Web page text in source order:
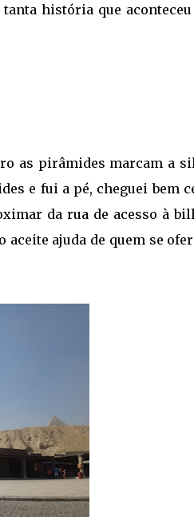
história que
as pirâmides marcam a
e fui a pé, cheguei bem
da rua de acesso à
ajuda de quem se